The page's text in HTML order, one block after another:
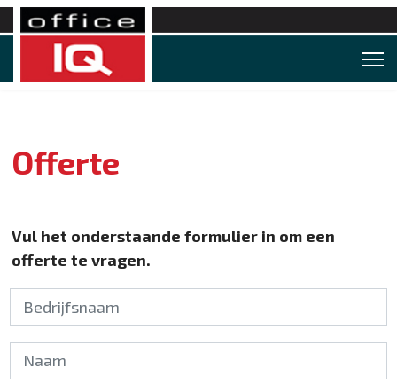
Offerte
Vul het onderstaande formulier in om een
offerte te vragen.